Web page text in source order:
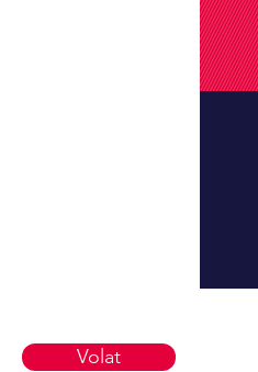
Volat